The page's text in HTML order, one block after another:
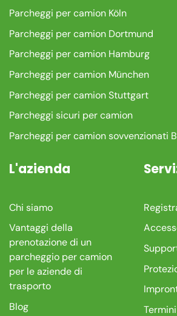
Parcheggi per camion Köln
Parcheggi per camion Dortmund
Parcheggi per camion Hamburg
Parcheggi per camion München
Parcheggi per camion Stuttgart
Parcheggi sicuri per camion
Parcheggi per camion sovvenzionati
L'azienda
Chi siamo
Vantaggi della
prenotazione di un
parcheggio per camion
per le aziende di
trasporto
Blog